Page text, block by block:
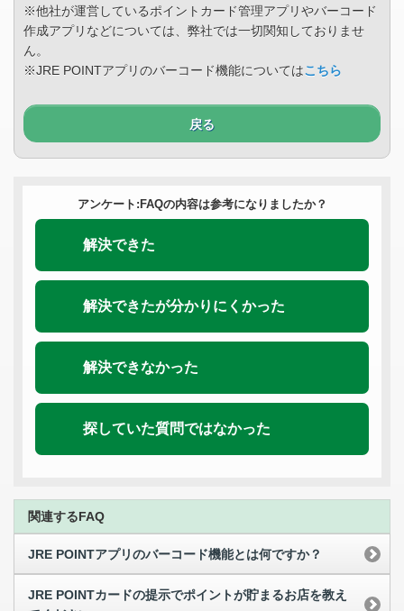
※他社が運営しているポイントカード管理アプリやバーコード
作成アプリなどについては、弊社では一切関知しておりませ
ん。
※JRE POINTアプリのバーコード機能についてはこちら
戻る
アンケート:FAQの内容は参考になりましたか？
解決できた
解決できたが分かりにくかった
解決できなかった
探していた質問ではなかった
関連するFAQ
JRE POINTアプリのバーコード機能とは何ですか？
JRE POINTカードの提示でポイントが貯まるお店を教え